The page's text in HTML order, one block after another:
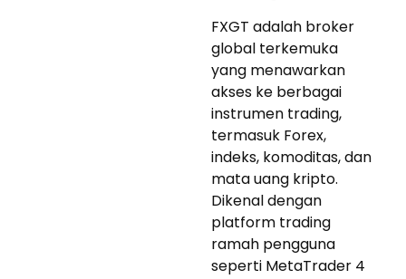
FXGT adalah broker
global terkemuka
yang menawarkan
akses ke berbagai
instrumen trading,
termasuk Forex,
indeks, komoditas, dan
mata uang kripto.
Dikenal dengan
platform trading
ramah pengguna
seperti MetaTrader 4